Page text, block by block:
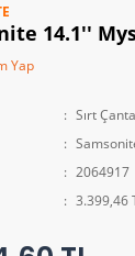
14.1''
Yap
Sırt
2064917
3.399,46